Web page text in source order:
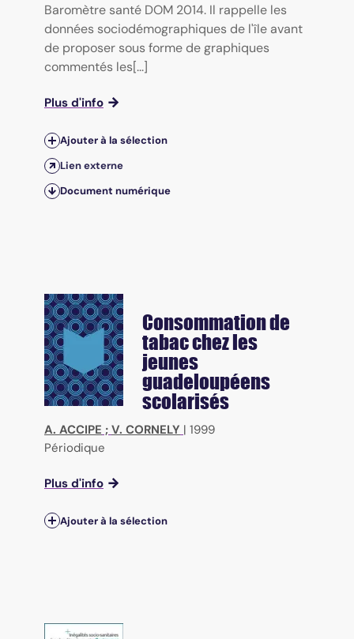
Baromètre santé DOM 2014. Il rappelle les
données sociodémographiques de l'île avant
de proposer sous forme de graphiques
commentés les[...]
Plus d'info
Ajouter à la sélection
Lien externe
Document numérique
Consommation de
tabac chez les
jeunes
guadeloupéens
scolarisés
A. ACCIPE ; V. CORNELY | 1999
Périodique
Plus d'info
Ajouter à la sélection